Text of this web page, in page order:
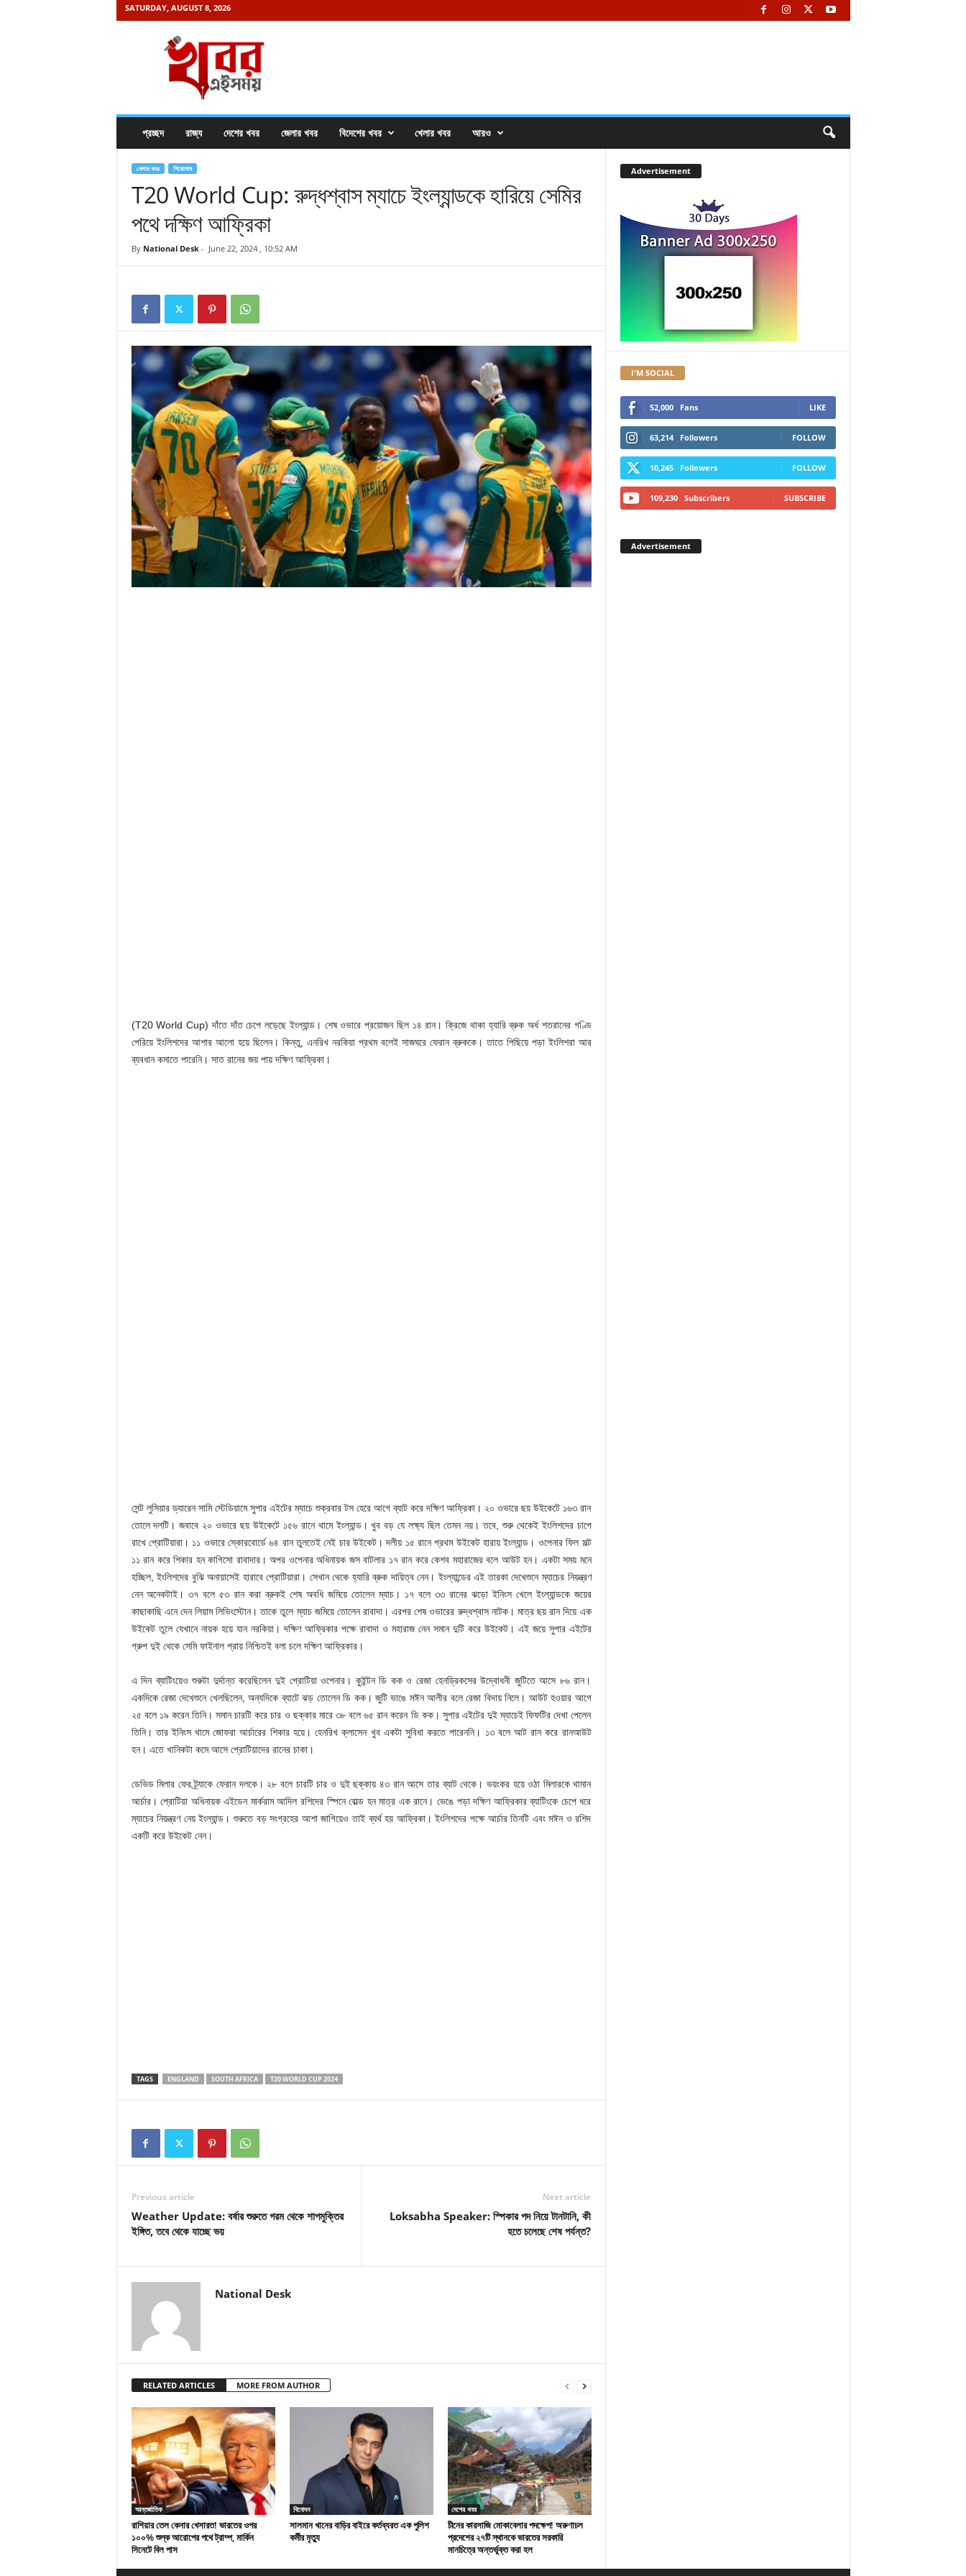
SATURDAY, AUGUST 8, 2026
প্রচ্ছদ রাজ্য দেশের খবর জেলার খবর বিদেশের খবর খেলার খবর আরও
খেলার খবর শিরোনাম
T20 World Cup: রুদ্ধশ্বাস ম্যাচে ইংল্যান্ডকে হারিয়ে সেমির
পথে দক্ষিণ আফ্রিকা
By National Desk- June 22, 2024 , 10:52 AM
(T20 World Cup) দাঁতে দাঁত চেপে লড়েছে ইংল্যান্ড। শেষ ওভারে প্রয়োজন ছিল ১৪ রান। ক্রিজে থাকা হ্যারি ব্রুক অর্ধ শতরানের গণ্ডি
পেরিয়ে ইংলিশদের আশার আলো হয়ে ছিলেন। কিন্তু, এনরিখ নরকিয়া প্রথম বলেই সাজঘরে ফেরান ব্রুককে। তাতে পিছিয়ে পড়া ইংলিশরা আর
ব্যবধান কমাতে পারেনি। সাত রানের জয় পায় দক্ষিণ আফ্রিকা।
সেন্ট লুসিয়ার ড্যারেন সামি স্টেডিয়ামে সুপার এইটের ম্যাচে শুক্রবার টস হেরে আগে ব্যাট করে দক্ষিণ আফ্রিকা। ২০ ওভারে ছয় উইকেটে ১৬৩ রান
তোলে দলটি। জবাবে ২০ ওভারে ছয় উইকেটে ১৫৬ রানে থামে ইংল্যান্ড। খুব বড় যে লক্ষ্য ছিল তেমন নয়। তবে, শুরু থেকেই ইংলিশদের চাপে
রাখে প্রোটিয়ারা। ১১ ওভারে স্কোরবোর্ডে ৬৪ রান তুলতেই নেই চার উইকেট। দলীয় ১৫ রানে প্রথম উইকেট হারায় ইংল্যান্ড। ওপেনার ফিল সল্ট
১১ রান করে শিকার হন কাগিসো রাবাদার। অপর ওপেনার অধিনায়ক জস বাটলার ১৭ রান করে কেশব মহারাজের বলে আউট হন। একটা সময় মনে
হচ্ছিল, ইংলিশদের বুঝি অনায়াসেই হারাবে প্রোটিয়ারা। সেখান থেকে হ্যারি ব্রুক দায়িত্ব নেন। ইংল্যান্ডের এই তারকা দেখেশুনে ম্যাচের নিয়ন্ত্রণ
নেন অনেকটাই। ৩৭ বলে ৫৩ রান করা ব্রুকই শেষ অবধি জমিয়ে তোলেন ম্যাচ। ১৭ বলে ৩৩ রানের ঝড়ো ইনিংস খেলে ইংল্যান্ডকে জয়ের
কাছাকাছি এনে দেন লিয়াম লিভিংস্টোন। তাকে তুলে ম্যাচ জমিয়ে তোলেন রাবাদা। এরপর শেষ ওভারের রুদ্ধশ্বাস নাটক। মাত্র ছয় রান দিয়ে এক
উইকেট তুলে যেখানে নায়ক হয়ে যান নরকিয়া। দক্ষিণ আফ্রিকার পক্ষে রাবাদা ও মহারাজ নেন সমান দুটি করে উইকেট। এই জয়ে সুপার এইটের
গ্রুপ দুই থেকে সেমি ফাইনাল প্রায় নিশ্চিতই বলা চলে দক্ষিণ আফ্রিকার।
এ দিন ব্যাটিংয়েও শুরুটা দুর্দান্ত করেছিলেন দুই প্রোটিয়া ওপেনার। কুইন্টন ডি কক ও রেজা হেনড্রিকসের উদ্বোধনী জুটিতে আসে ৮৬ রান।
একদিকে রেজা দেখেশুনে খেলছিলেন, অন্যদিকে ব্যাটে ঝড় তোলেন ডি কক। জুটি ভাঙে মঈন আলীর বলে রেজা বিদায় নিলে। আউট হওয়ার আগে
২৫ বলে ১৯ করেন তিনি। সমান চারটি করে চার ও ছক্কার মারে ৩৮ বলে ৬৫ রান করেন ডি কক। সুপার এইটের দুই ম্যাচেই ফিফটির দেখা পেলেন
তিনি। তার ইনিংস থামে জোফরা আর্চারের শিকার হয়ে। হেনরিখ ক্লাসেন খুব একটা সুবিধা করতে পারেননি। ১৩ বলে আট রান করে রানআউট
হন। এতে খানিকটা কমে আসে প্রোটিয়াদের রানের চাকা।
ডেভিড মিলার ফের ট্র্যাকে ফেরান দলকে। ২৮ বলে চারটি চার ও দুই ছক্কায় ৪৩ রান আসে তার ব্যাট থেকে। ভয়ংকর হয়ে ওঠা মিলারকে থামান
আর্চার। প্রোটিয়া অধিনায়ক এইডেন মার্করাম আদিল রশিদের স্পিনে বোল্ড হন মাত্র এক রানে। ভেঙে পড়া দক্ষিণ আফ্রিকার ব্যাটিংকে চেপে ধরে
ম্যাচের নিয়ন্ত্রণ নেয় ইংল্যান্ড। শুরুতে বড় সংগ্রহের আশা জাগিয়েও তাই ব্যর্থ হয় আফ্রিকা। ইংলিশদের পক্ষে আর্চার তিনটি এবং মঈন ও রশিদ
একটি করে উইকেট নেন।
TAGS ENGLAND SOUTH AFRICA T20 WORLD CUP 2024
Previous article
Weather Update: বর্ষার শুরুতে গরম থেকে শাপমুক্তির
ইঙ্গিত, তবে থেকে যাচ্ছে ভয়
Next article
Loksabha Speaker: স্পিকার পদ নিয়ে টানটানি, কী
হতে চলেছে শেষ পর্যন্ত?
National Desk
RELATED ARTICLES MORE FROM AUTHOR
আন্তর্জাতিক
রাশিয়ার তেল কেনার খেসারত! ভারতের ওপর
১০০% শুল্ক আরোপের পথে ট্রাম্প, মার্কিন
সিনেটে বিল পাস
বিনোদন
সালমান খানের বাড়ির বাইরে কর্তব্যরত এক পুলিশ
কর্মীর মৃত্যু
দেশের খবর
চীনের কারসাজি মোকাবেলার পদক্ষেপ! অরুণাচল
প্রদেশের ২৭টি স্থানকে ভারতের সরকারি
মানচিত্রে অন্তর্ভুক্ত করা হল
Advertisement
I'M SOCIAL
52,000 Fans LIKE
63,214 Followers FOLLOW
10,245 Followers FOLLOW
109,230 Subscribers SUBSCRIBE
Advertisement